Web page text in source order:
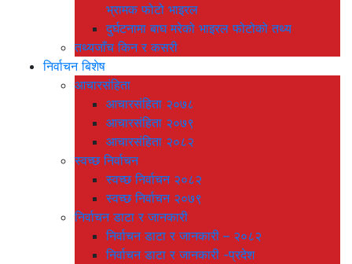
भ्रामक फोटो भाइरल
दुर्घटनामा बाघ मरेको भाइरल फोटोको तथ्य
तथ्यजाँच किन र कसरी
निर्वाचन बिशेष
आचारसंहिता
आचारसंहिता २०७८
आचारसंहिता २०७९
आचारसंहिता २०८२
स्वच्छ निर्वाचन
स्वच्छ निर्वाचन २०८२
स्वच्छ निर्वाचन २०७९
निर्वाचन डाटा र जानकारी
निर्वाचन डाटा र जानकारी – २०८२
निर्वाचन डाटा र जानकारी -प्रदेश